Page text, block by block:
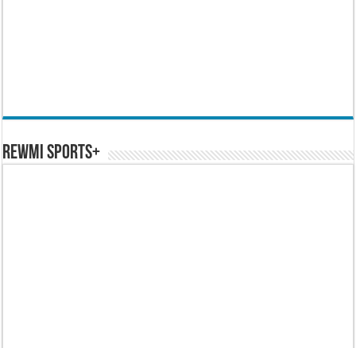
REWMI SPORTS+